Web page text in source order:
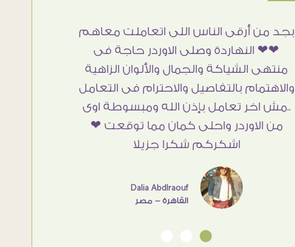
بجد من أرقى الناس اللى اتعاملت معاهم
❤❤ النهاردة وصلى الاوردر حاجة فى
منتهى الشياكة والجمال والألوان الزاهية
والاهتمام بالتفاصيل والاحترام فى التعامل
..مش اخر تعامل بإذن الله ومبسوطة اوى
من الاوردر واحلى كمان مما توقعت ❤
اشكركم شكرا جزيلا
Dalia Abdlraouf
القاهرة - مصر